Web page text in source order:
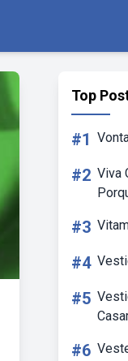
Top
#1
#2 Viva
#3
#4
#5
#6